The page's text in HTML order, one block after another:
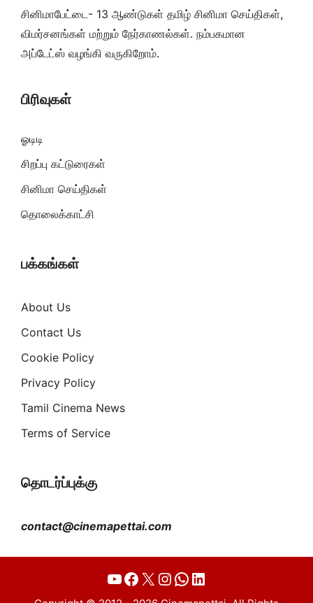
சினிமாபேட்டை- 13 ஆண்டுகள் தமிழ் சினிமா செய்திகள்,
விமர்சனங்கள் மற்றும் நேர்காணல்கள். நம்பகமான
அப்டேட்ஸ் வழங்கி வருகிறோம்.
பிரிவுகள்
ஓடிடி
சிறப்பு கட்டுரைகள்
சினிமா செய்திகள்
தொலைக்காட்சி
பக்கங்கள்
About Us
Contact Us
Cookie Policy
Privacy Policy
Tamil Cinema News
Terms of Service
தொடர்ப்புக்கு
contact@cinemapettai.com
YouTube
Facebook
X Instagram
WhatsApp
LinkedIn